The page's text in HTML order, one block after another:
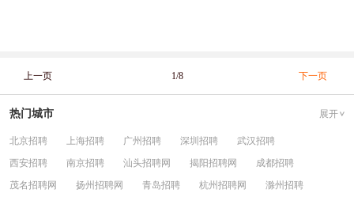
上一页 1/8 下一页
热门城市 展开
北京招聘 上海招聘 广州招聘 深圳招聘
武汉招聘
西安招聘
南京招聘 汕头招聘网 揭阳招聘网
成都招聘
茂名招聘网
扬州招聘网 青岛招聘 杭州招聘网 滁州招聘